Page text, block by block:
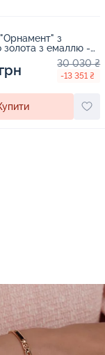
з
золота з емаллю -
30 030 ₴
-13 351 ₴